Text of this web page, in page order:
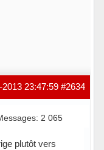
#2634
2013 23:47:59
2 065
plutôt vers